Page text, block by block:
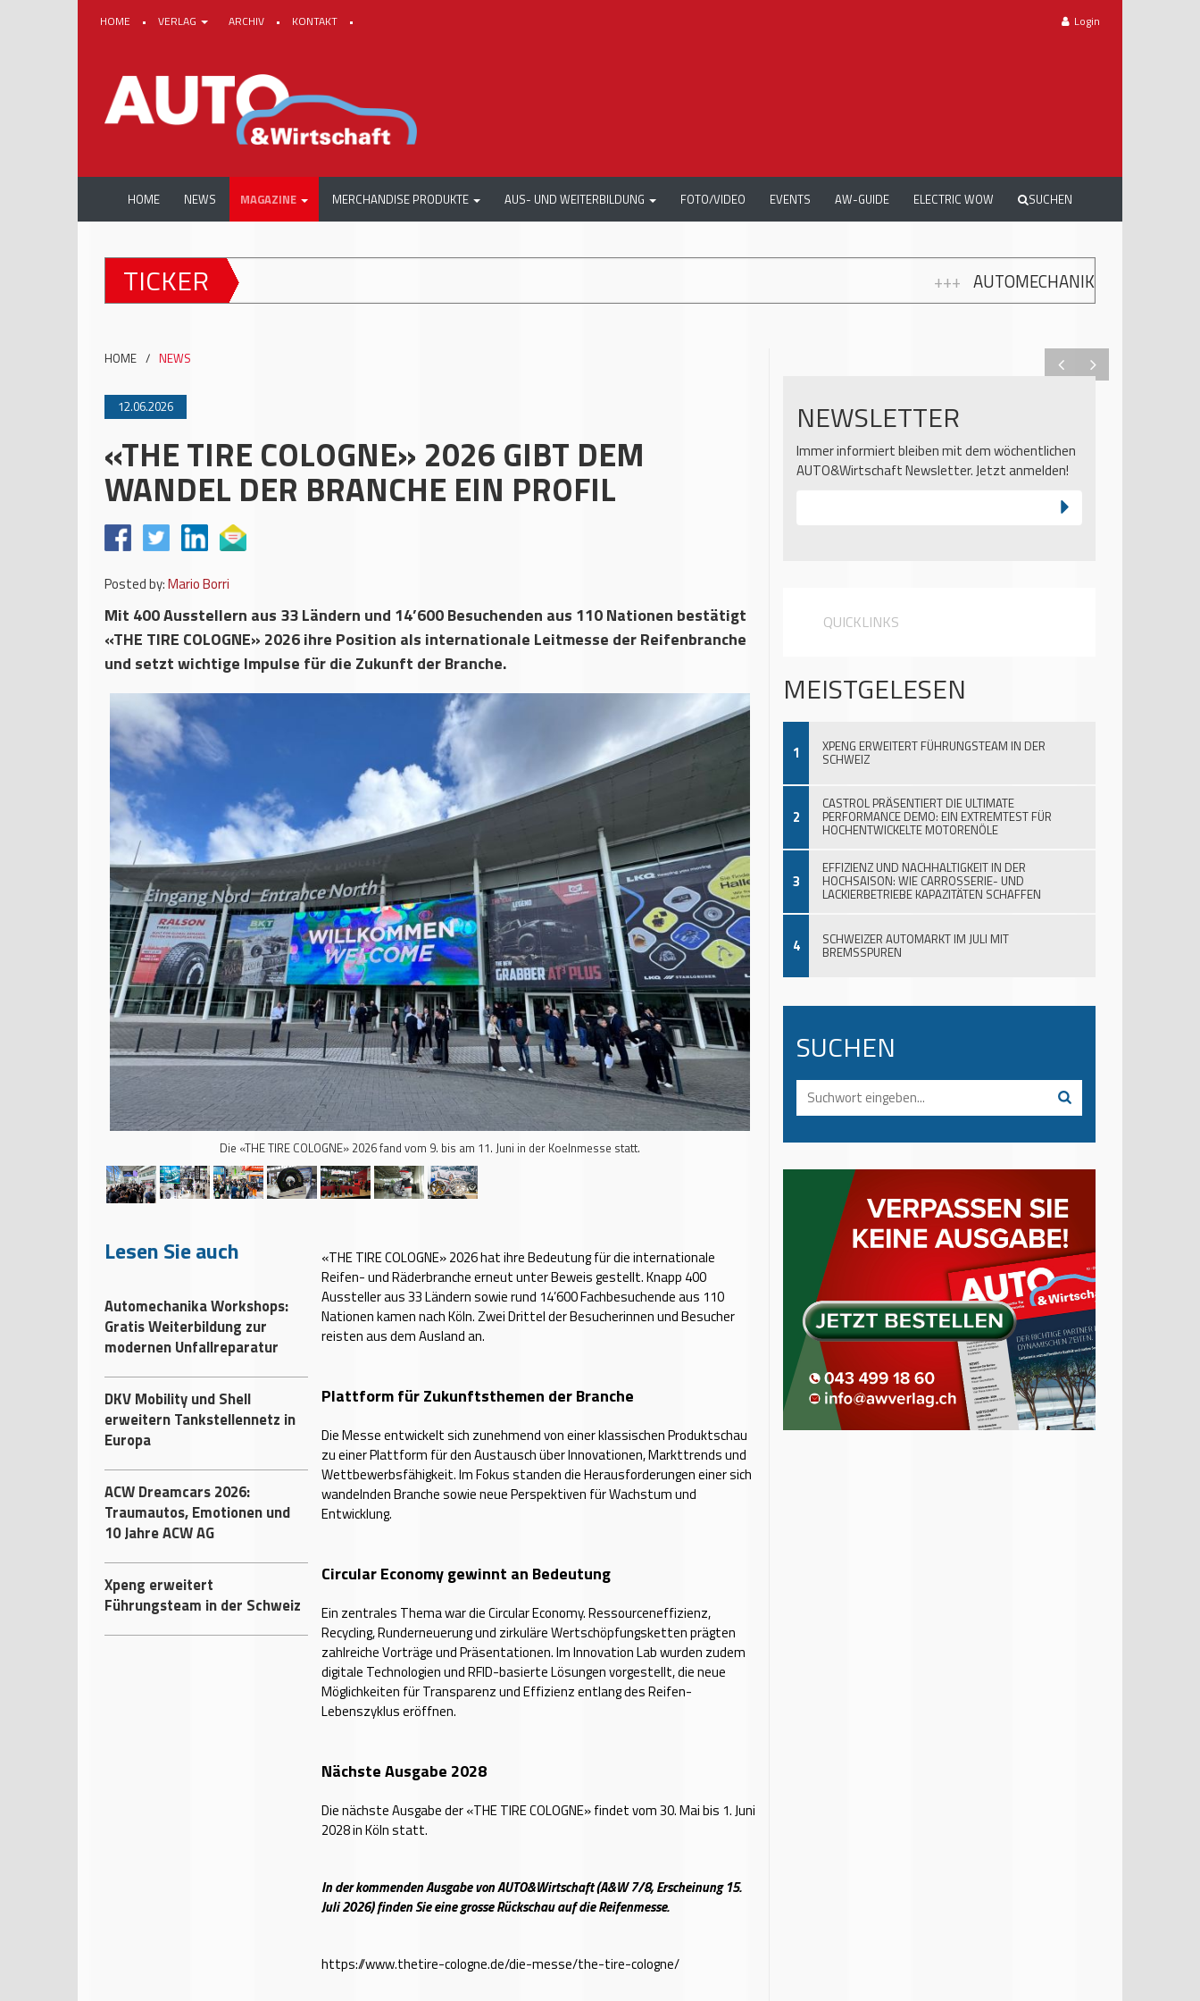
HOME • VERLAG ARCHIV • KONTAKT • Login
HOME NEWS MAGAZINE MERCHANDISE PRODUKTE AUS- UND WEITERBILDUNG FOTO/VIDEO EVENTS AW-GUIDE ELECTRIC WOW SUCHEN
TICKER AUTOMECHANIKA WORKSHOPS: GRATIS
HOME / NEWS
12.06.2026
«THE TIRE COLOGNE» 2026 GIBT DEM
WANDEL DER BRANCHE EIN PROFIL
Posted by:Mario Borri
Mit 400 Ausstellern aus 33 Ländern und 14’600 Besuchenden aus 110 Nationen bestätigt
«THE TIRE COLOGNE» 2026 ihre Position als internationale Leitmesse der Reifenbranche
und setzt wichtige Impulse für die Zukunft der Branche.
Die «THE TIRE COLOGNE» 2026 fand vom 9. bis am 11. Juni in der Koelnmesse statt.
Lesen Sie auch
Automechanika Workshops:
Gratis Weiterbildung zur
modernen Unfallreparatur
DKV Mobility und Shell
erweitern Tankstellennetz in
Europa
ACW Dreamcars 2026:
Traumautos, Emotionen und
10 Jahre ACW AG
Xpeng erweitert
Führungsteam in der Schweiz
«THE TIRE COLOGNE» 2026 hat ihre Bedeutung für die internationale
Reifen- und Räderbranche erneut unter Beweis gestellt. Knapp 400
Aussteller aus 33 Ländern sowie rund 14’600 Fachbesuchende aus 110
Nationen kamen nach Köln. Zwei Drittel der Besucherinnen und Besucher
reisten aus dem Ausland an.
Plattform für Zukunftsthemen der Branche
Die Messe entwickelt sich zunehmend von einer klassischen Produktschau
zu einer Plattform für den Austausch über Innovationen, Markttrends und
Wettbewerbsfähigkeit. Im Fokus standen die Herausforderungen einer sich
wandelnden Branche sowie neue Perspektiven für Wachstum und
Entwicklung.
Circular Economy gewinnt an Bedeutung
Ein zentrales Thema war die Circular Economy. Ressourceneffizienz,
Recycling, Runderneuerung und zirkuläre Wertschöpfungsketten prägten
zahlreiche Vorträge und Präsentationen. Im Innovation Lab wurden zudem
digitale Technologien und RFID-basierte Lösungen vorgestellt, die neue
Möglichkeiten für Transparenz und Effizienz entlang des Reifen-
Lebenszyklus eröffnen.
Nächste Ausgabe 2028
Die nächste Ausgabe der «THE TIRE COLOGNE» findet vom 30. Mai bis 1. Juni
2028 in Köln statt.
In der kommenden Ausgabe von AUTO&Wirtschaft (A&W 7/8, Erscheinung 15.
Juli 2026) finden Sie eine grosse Rückschau auf die Reifenmesse.
https://www.thetire-cologne.de/die-messe/the-tire-cologne/
NEWSLETTER
Immer informiert bleiben mit dem wöchentlichen
AUTO&Wirtschaft Newsletter. Jetzt anmelden!
QUICKLINKS
MEISTGELESEN
1 XPENG ERWEITERT FÜHRUNGSTEAM IN DER
SCHWEIZ
2
CASTROL PRÄSENTIERT DIE ULTIMATE
PERFORMANCE DEMO: EIN EXTREMTEST FÜR
HOCHENTWICKELTE MOTORENÖLE
3
EFFIZIENZ UND NACHHALTIGKEIT IN DER
HOCHSAISON: WIE CARROSSERIE- UND
LACKIERBETRIEBE KAPAZITÄTEN SCHAFFEN
4 SCHWEIZER AUTOMARKT IM JULI MIT
BREMSSPUREN
SUCHEN